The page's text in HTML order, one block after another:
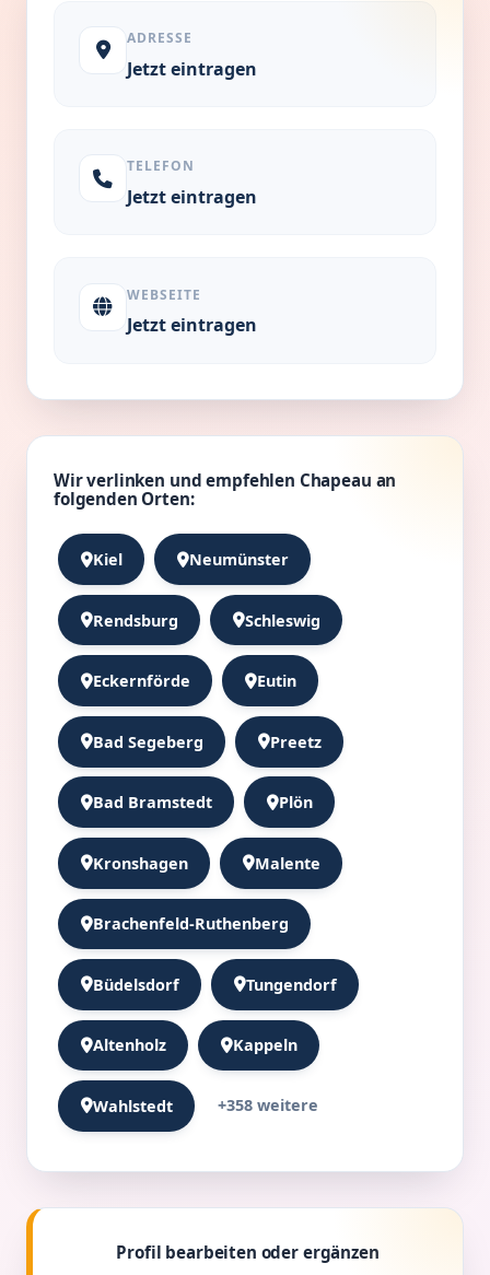
ADRESSE
Jetzt eintragen
TELEFON
Jetzt eintragen
WEBSEITE
Jetzt eintragen
Wir verlinken und empfehlen Chapeau an
folgenden Orten:
Kiel Neumünster
Rendsburg Schleswig
Eckernförde Eutin
Bad Segeberg Preetz
Bad Bramstedt Plön
Kronshagen Malente
Brachenfeld-Ruthenberg
Büdelsdorf Tungendorf
Altenholz Kappeln
Wahlstedt +358 weitere
Profil bearbeiten oder ergänzen